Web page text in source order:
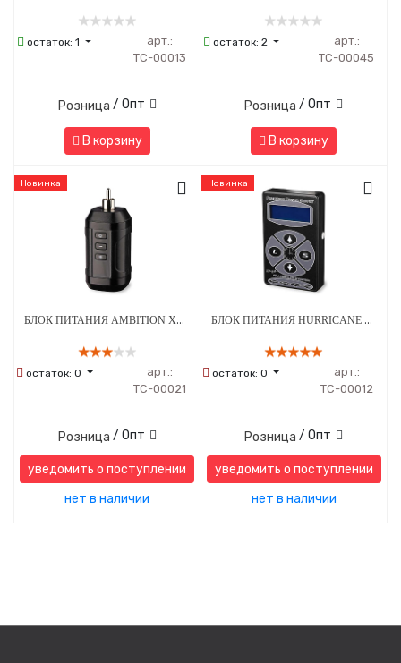
остаток:1
арт.:
ТС-00013
Розница / Опт
В корзину
остаток: 2
арт.:
ТС-00045
Розница / Опт
В корзину
Новинка
БЛОК ПИТАНИЯ AMBITION XNET БЕСПРОВОДНОЙ ВЕРТИКАЛЬНЫЙ RCA
остаток: 0
арт.:
ТС-00021
Розница / Опт
уведомить о поступлении
нет в наличии
Новинка
БЛОК ПИТАНИЯ HURRICANE POWER HP-2
остаток:0
арт.:
ТС-00012
Розница / Опт
уведомить о поступлении
нет в наличии